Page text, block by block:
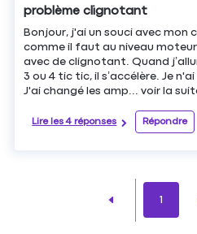
problème clignotant
Bonjour, j'ai un souci avec mon
comme il faut au niveau
avec de clignotant. Quand
3 ou 4 tic tic, il s’accélère. Je
J'ai changé les amp...voir la
Lire les 4 réponses Répondre
1